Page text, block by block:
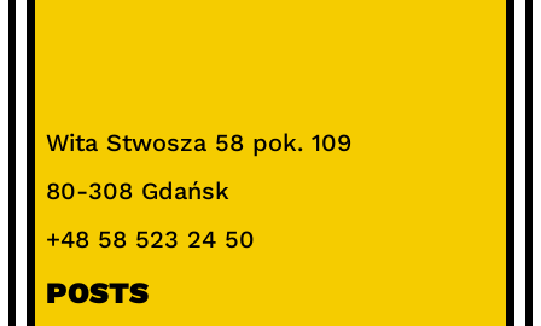
Wita Stwosza 58 pok. 109
80-308 Gdańsk
+48 58 523 24 50
POSTS